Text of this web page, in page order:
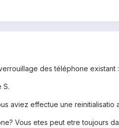
des téléphone existant
S.
aviez effectue une reinitialisatio
Vous etes peut etre toujours